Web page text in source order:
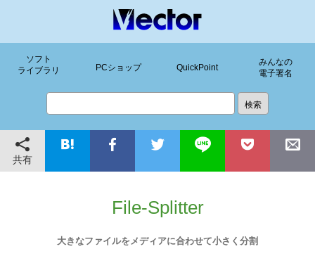
ソフト
ライブラリ
PCショップ QuickPoint
みんなの
電子署名
共有
File-Splitter
大きなファイルをメディアに合わせて小さく分割